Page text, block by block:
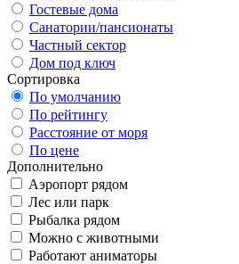
Гостевые дома
Санатории/пансионаты
Частный сектор
Дом под ключ
Сортировка
По умолчанию
По рейтингу
Расстояние от моря
По цене
Дополнительно
Аэропорт рядом
Лес или парк
Рыбалка рядом
Можно с животными
Работают аниматоры